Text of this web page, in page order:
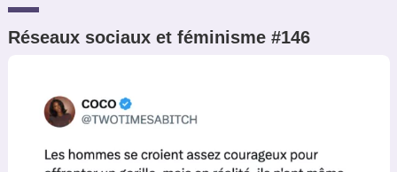
Réseaux sociaux et féminisme #146